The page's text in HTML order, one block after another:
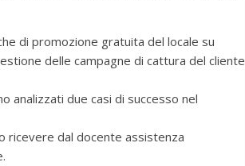
di promozione gratuita del locale su
delle campagne di cattura del cliente
analizzati due casi di successo nel
ricevere dal docente assistenza